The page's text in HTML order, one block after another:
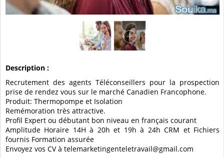
Description :
Recrutement des agents Téléconseillers pour la prospection
prise de rendez vous sur le marché Canadien Francophone.
Produit: Thermopompe et Isolation
Remémoration très attractive.
Profil Expert ou débutant bon niveau en français courant
Amplitude Horaire 14H à 20h et 19h à 24h CRM et Fichiers
fournis Formation assurée
Envoyez vos CV à telemarketingenteletravail@gmail.com